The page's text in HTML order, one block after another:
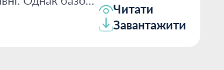
Читати
Завантажити